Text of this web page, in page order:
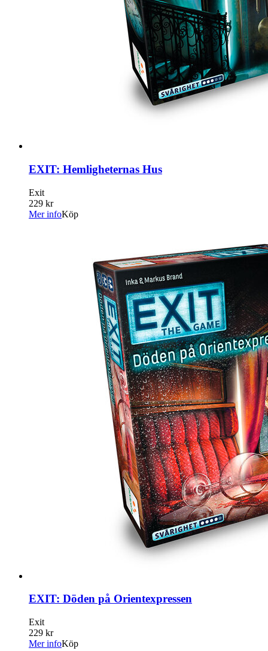
EXIT: Hemligheternas Hus
Exit
229 kr
Mer infoKöp
EXIT: Döden på Orientexpressen
Exit
229 kr
Mer infoKöp